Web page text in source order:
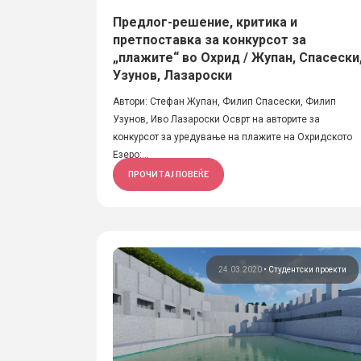
Предлог-решение, критика и
претпоставка за конкурсот за
„плажите“ во Охрид / Жупан,
Узунов, Лазароски
Автори: Стефан Жупан, Филип Спасески, Филип
Узунов, Иво Лазароски Осврт на авторите за
конкурсот за уредување на плажите на Охридското
Езеро:...
ПРОЧИТАЈ ПОВЕЌЕ
24.03.2020 • Студентски проекти